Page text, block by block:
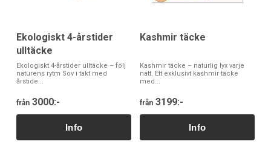
Ekologiskt 4-årstider
ulltäcke
Ekologiskt 4-årstider ulltäcke – följ
naturens rytm Sov i takt med
årstide...
från 3000:-
Kashmir täcke
Kashmir täcke – naturlig lyx varje
natt. Ett exklusivt kashmir täcke
med...
från 3199:-